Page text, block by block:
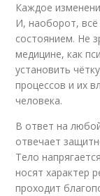
Каждое
И, наоборот,
состоянием. Не
медицине, как
установить
процессов и их
человека.
В ответ на
отвечает
Тело
носят характер
проходит